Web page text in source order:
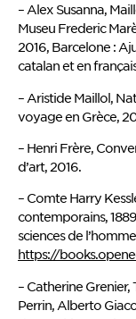
– Alex Susanna,
Museu Frederic
2016, Barcelone :
catalan et en
– Aristide Maillol,
voyage en Grèce,
– Henri Frère,
d’art, 2016.
– Comte Harry
contemporains,
sciences de
https://
– Catherine
Perrin, Alberto